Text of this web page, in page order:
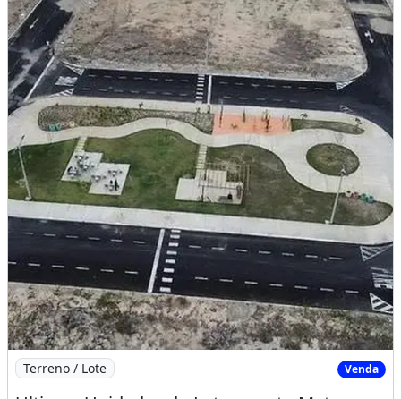
Imagem: Ultimas Unidades do Loteamento Metropole
Terreno / Lote Venda